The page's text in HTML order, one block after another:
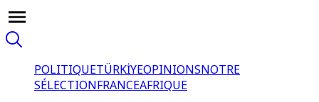
POLITIQUETÜRKİYEOPINIONSNOTRE
SÉLECTIONFRANCEAFRIQUE